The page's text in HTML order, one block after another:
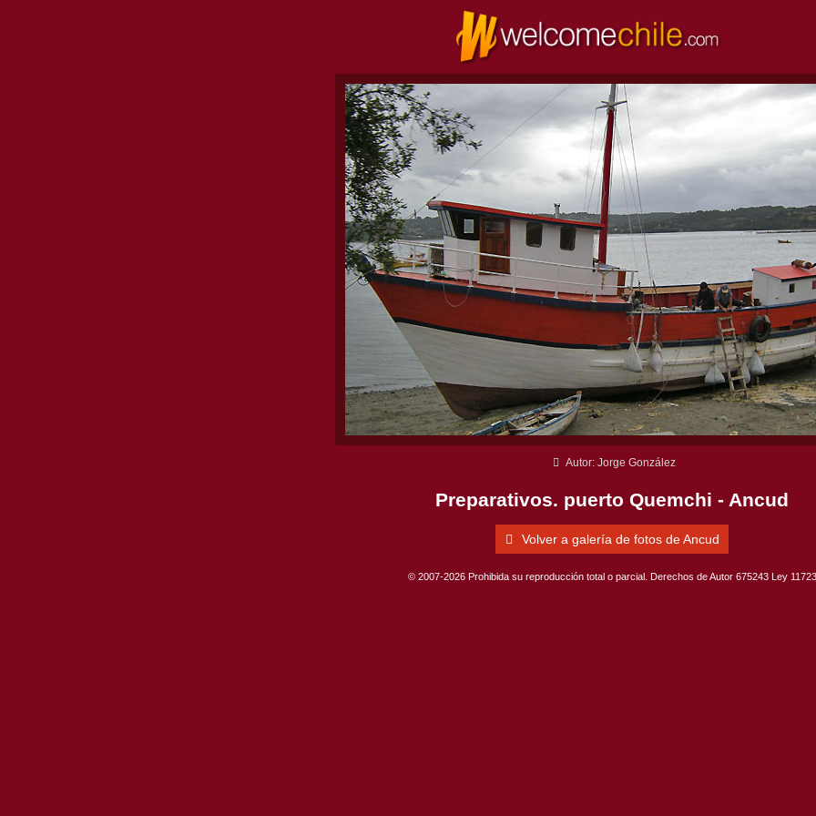
Autor: Jorge González
Preparativos. puerto Quemchi - Ancud
Volver a galería de fotos de Ancud
© 2007-2026 Prohibida su reproducción total o parcial. Derechos de Autor 675243 Ley 11723